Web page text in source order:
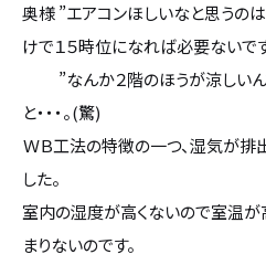
不動産情報
奥様 ”エアコンほしいなと思うの
けで１５時位になれば必要ないで
”なんか２階のほうが涼しいん
と・・・。(驚)
ＷＢ工法の特徴の一つ、湿気が排
した。
室内の湿度が高くないので室温
まりないのです。